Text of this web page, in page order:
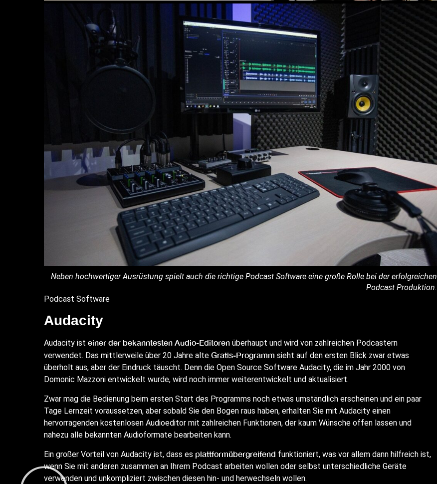
Neben hochwertiger Ausrüstung spielt auch die richtige Podcast Software eine große Rolle bei der erfolgreichen
Podcast Produktion.
Podcast Software
Audacity
Audacity ist einer der bekanntesten Audio-Editoren überhaupt und wird von zahlreichen Podcastern
verwendet. Das mittlerweile über 20 Jahre alte Gratis-Programm sieht auf den ersten Blick zwar etwas
überholt aus, aber der Eindruck täuscht. Denn die Open Source Software Audacity, die im Jahr 2000 von
Domonic Mazzoni entwickelt wurde, wird noch immer weiterentwickelt und aktualisiert.
Zwar mag die Bedienung beim ersten Start des Programms noch etwas umständlich erscheinen und ein paar
Tage Lernzeit voraussetzen, aber sobald Sie den Bogen raus haben, erhalten Sie mit Audacity einen
hervorragenden kostenlosen Audioeditor mit zahlreichen Funktionen, der kaum Wünsche offen lassen und
nahezu alle bekannten Audioformate bearbeiten kann.
Ein großer Vorteil von Audacity ist, dass es plattformübergreifend funktioniert, was vor allem dann hilfreich ist,
wenn Sie mit anderen zusammen an Ihrem Podcast arbeiten wollen oder selbst unterschiedliche Geräte
verwenden und unkompliziert zwischen diesen hin- und herwechseln wollen.